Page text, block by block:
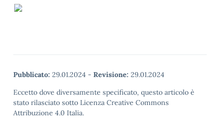
Pubblicato: 29.01.2024 - Revisione: 29.01.2024
Eccetto dove diversamente specificato, questo articolo è
stato rilasciato sotto Licenza Creative Commons
Attribuzione 4.0 Italia.